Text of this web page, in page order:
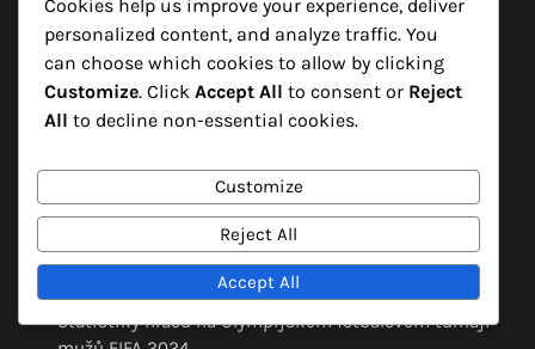
Kontakt
Zásady ochrany dat
Cookies a sledování
Kategorie
Analýza zápasů turnaje mužského fotbalu na
olympijských hrách FIFA 2024
Statistiky hráčů na Olympijském fotbalovém turnaji
Cookies help us improve your experience, deliver
personalized content, and analyze traffic. You
can choose which cookies to allow by clicking
Customize. Click Accept All to consent or Reject
All to decline non-essential cookies.
Customize
Reject All
Accept All